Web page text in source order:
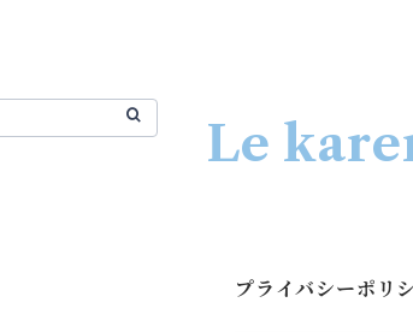
Le
プライバシーポリ